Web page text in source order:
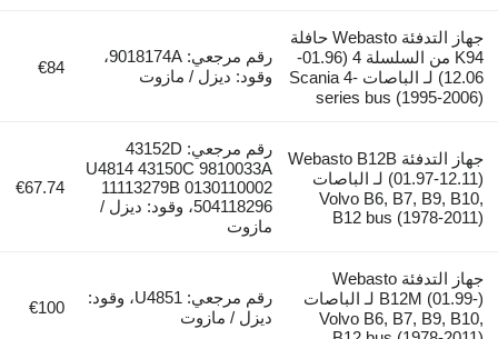
جهاز التدفئة Webasto حافلة
K94 من السلسلة 4 (01.96-
12.06) لـ الباصات Scania 4-
series bus (1995-2006)
رقم مرجعي: 9018174A،
وقود: ديزل / مازوت
€84
جهاز التدفئة Webasto B12B
(01.97-12.11) لـ الباصات
Volvo B6, B7, B9, B10,
B12 bus (1978-2011)
رقم مرجعي: 43152D
U4814 43150C 9810033A
11113279B 0130110002
504118296، وقود: ديزل /
مازوت
€67.74
جهاز التدفئة Webasto
B12M (01.99-) لـ الباصات
Volvo B6, B7, B9, B10,
رقم مرجعي: U4851، وقود:
ديزل / مازوت
€100